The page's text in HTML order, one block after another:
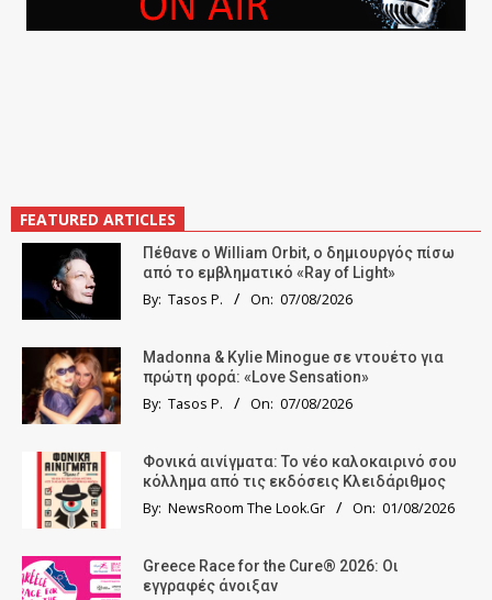
FEATURED ARTICLES
Πέθανε ο William Orbit, ο δημιουργός πίσω
από το εμβληματικό «Ray of Light»
By: Tasos P. On: 07/08/2026
Madonna & Kylie Minogue σε ντουέτο για
πρώτη φορά: «Love Sensation»
By: Tasos P. On: 07/08/2026
Φονικά αινίγματα: Το νέο καλοκαιρινό σου
κόλλημα από τις εκδόσεις Κλειδάριθμος
By: NewsRoom The Look.Gr On: 01/08/2026
Greece Race for the Cure® 2026: Οι
εγγραφές άνοιξαν